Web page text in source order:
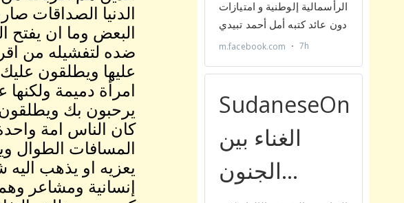
الدنيا الصداقات
البعض وما ان
ضده لتفشيله من
عليها ويطلقون
امرأة دميمة
يرحبون بك ويطلقون
كان الناس امة
المسافات الطوال
يعزيه او يذهب
إنسانية ومشاعر